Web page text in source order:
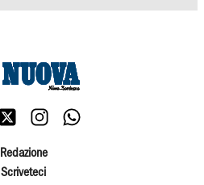
Redazione
Scriveteci